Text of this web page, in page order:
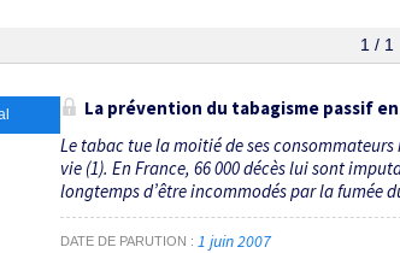
1 / 1
La prévention du tabagisme passif
Le tabac tue la moitié de ses
vie (1). En France, 66 000 décès lui sont
longtemps d’être incommodés par la fumée
DATE DE PARUTION 1 juin 2007